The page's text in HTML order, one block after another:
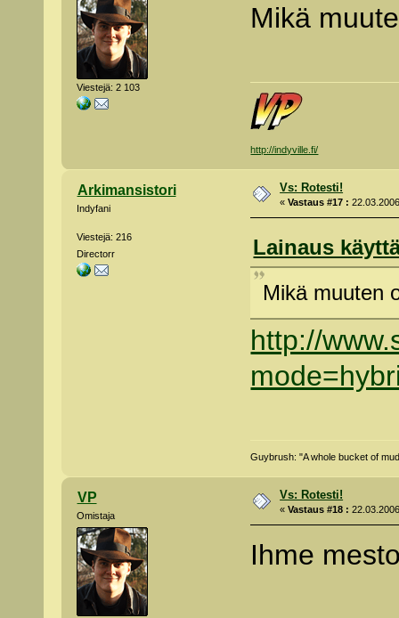
Viestejä: 2 103
Mikä
http://indyville.fi/
Arkimansistori
Indyfani
Viestejä: 216
Directorr
Vs: Rotesti!
«Vastaus #17 :
Lainaus
Mikä muuten
http://
Guybrush: "A whole bucket of
VP
Omistaja
Vs: Rotesti!
«Vastaus #18 :
Ihme